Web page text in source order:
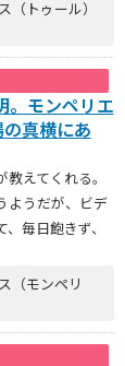
（トゥール）
。モンペリエ
真横にあ
えてくれる。
ようだが、ビデ
毎日飽きず、
（モンペリ